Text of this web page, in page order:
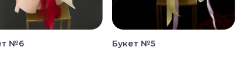
№6 Букет №5